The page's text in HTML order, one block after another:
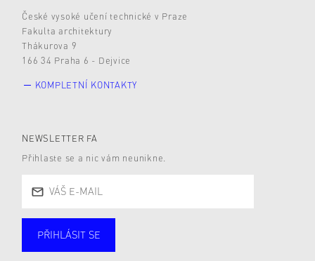
České vysoké učení technické v Praze
Fakulta architektury
Thákurova 9
166 34 Praha 6 - Dejvice
KOMPLETNÍ KONTAKTY
NEWSLETTER FA
Přihlaste se a nic vám neunikne.
PŘIHLÁSIT SE